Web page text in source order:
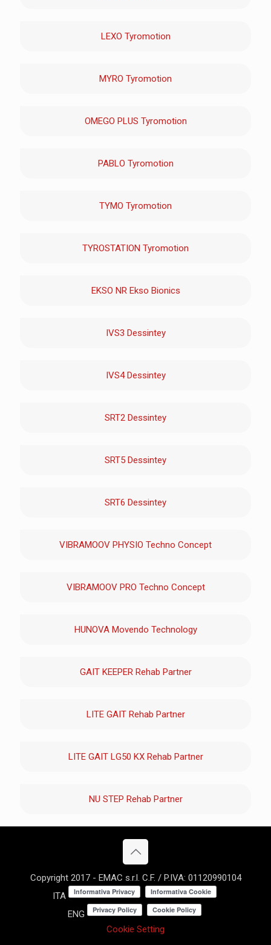
LEXO Tyromotion
MYRO Tyromotion
OMEGO PLUS Tyromotion
PABLO Tyromotion
TYMO Tyromotion
TYROSTATION Tyromotion
EKSO NR Ekso Bionics
IVS3 Dessintey
IVS4 Dessintey
SRT2 Dessintey
SRT5 Dessintey
SRT6 Dessintey
VIBRAMOOV PHYSIO Techno Concept
VIBRAMOOV PRO Techno Concept
HUNOVA Movendo Technology
GAIT KEEPER Rehab Partner
LITE GAIT Rehab Partner
LITE GAIT LG50 KX Rehab Partner
NU STEP Rehab Partner
Copyright 2017 - EMAC s.r.l. C.F. / P.IVA: 01120990104
ITA
ENG
Cookie Setting